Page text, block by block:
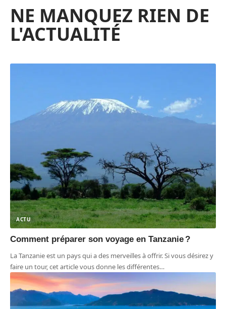
NE MANQUEZ RIEN DE
L'ACTUALITÉ
ACTU
Comment préparer son voyage en Tanzanie ?
La Tanzanie est un pays qui a des merveilles à offrir. Si vous désirez y
faire un tour, cet article vous donne les différentes…